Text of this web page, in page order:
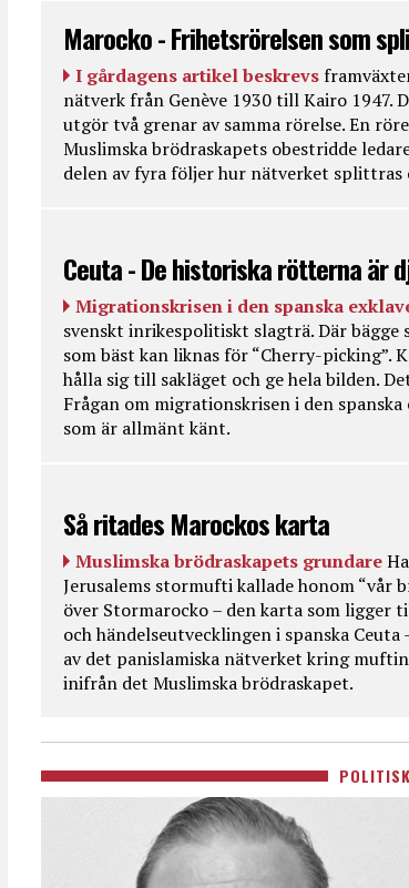
Marocko - Frihetsrörelsen som
I gårdagens artikel beskrevs
nätverk från Genève 1930 till Kairo 1947.
utgör två grenar av samma rörelse. En
Muslimska brödraskapets obestridde
delen av fyra följer hur nätverket
Ceuta - De historiska rötterna är
Migrationskrisen i den spanska
svenskt inrikespolitiskt slagträ. Där
som bäst kan liknas för “Cherry-
hålla sig till sakläget och ge hela bilden.
Frågan om migrationskrisen i den
som är allmänt känt.
Så ritades Marockos karta
Muslimska brödraskapets grundare
Jerusalems stormufti kallade honom “vår
över Stormarocko – den karta som ligger
och händelseutvecklingen i spanska
av det panislamiska nätverket kring
inifrån det Muslimska brödraskapet.